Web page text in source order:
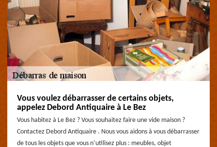
Vous voulez débarrasser de certains objets,
appelez Debord Antiquaire à Le Bez
Vous habitez à Le Bez ? Vous souhaitez faire une vide maison ?
Contactez Debord Antiquaire . Nous vous aidons à vous débarrasser
de tous les objets que vous n’utilisez plus : meubles, objet